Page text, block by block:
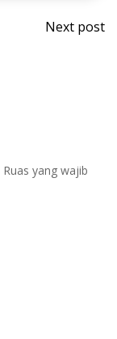
Post
Next post
Ruas yang wajib